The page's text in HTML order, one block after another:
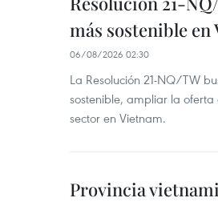
más sostenible en
06/08/2026 02:30
La Resolución 21-NQ/TW
sostenible, ampliar la
sector en Vietnam.
Provincia